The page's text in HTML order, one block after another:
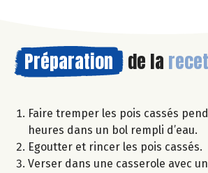
Préparation de la
Faire tremper les pois cassés
heures dans un bol rempli d’eau.
Egoutter et rincer les pois cassés.
Verser dans une casserole avec